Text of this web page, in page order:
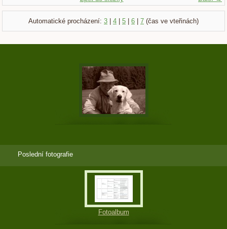
Automatické procházení: 3 4 5 6 7 (čas ve vteřinách)
Poslední fotografie
Fotoalbum